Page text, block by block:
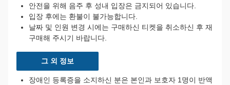
안전을 위해 음주 후 성내 입장은 금지되어 있습니다.
입장 후에는 환불이 불가능합니다.
날짜 및 인원 변경 시에는 구매하신 티켓을 취소하신 후 재
구매해 주시기 바랍니다.
그 외 정보
장애인 등록증을 소지하신 분은 본인과 보호자 1명이 반액